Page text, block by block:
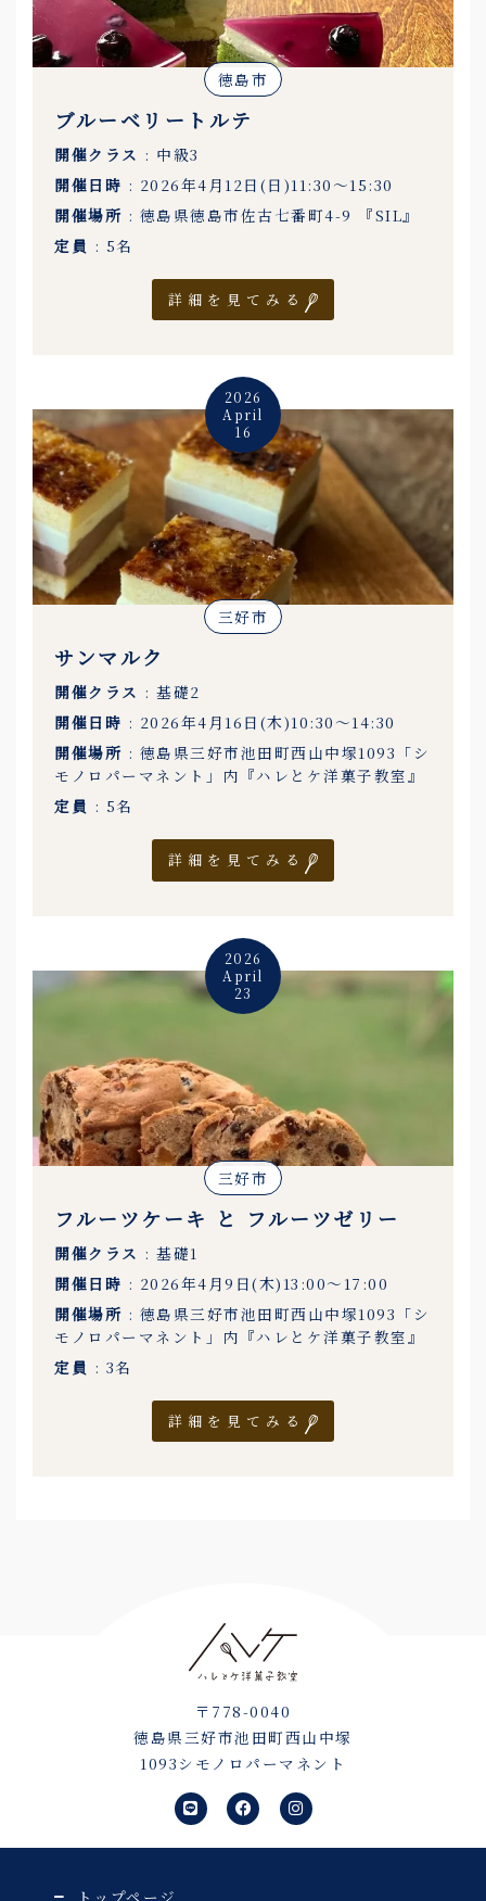
徳島市
ブルーベリートルテ
開催クラス : 中級3
開催日時 : 2026年4月12日(日)11:30〜15:30
開催場所 : 徳島県徳島市佐古七番町4-9 『SIL』
定員 : 5名
詳細を見てみる
2026
April
16
三好市
サンマルク
開催クラス : 基礎2
開催日時 : 2026年4月16日(木)10:30〜14:30
開催場所 : 徳島県三好市池田町西山中塚1093「シ
モノロパーマネント」内『ハレとケ洋菓子教室』
定員 : 5名
詳細を見てみる
2026
April
23
三好市
フルーツケーキ と フルーツゼリー
開催クラス : 基礎1
開催日時 : 2026年4月9日(木)13:00〜17:00
開催場所 : 徳島県三好市池田町西山中塚1093「シ
モノロパーマネント」内『ハレとケ洋菓子教室』
定員 : 3名
詳細を見てみる
〒778-0040
徳島県三好市池田町西山中塚
1093シモノロパーマネント
L
i
n
e
F
a
c
e
I
n
s
t